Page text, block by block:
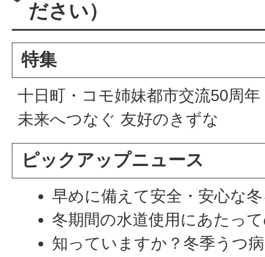
ださい）
特集
十日町・コモ姉妹都市交流50周年
未来へつなぐ 友好のきずな
ピックアップニュース
早めに備えて安全・安心な
冬期間の水道使用にあたっ
知っていますか？冬季うつ